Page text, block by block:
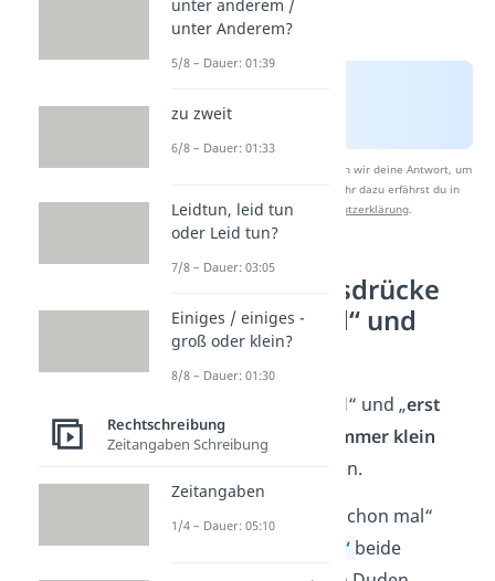
Nach Beantwortung speichern wir deine Antwort, um
Studyflix zu verbessern. Mehr dazu erfährst du in
unsererDatenschutzerklärung.
Ähnliche Ausdrücke
— „noch mal“ und
„erst mal“
noch mal“ und „erst
mal“ muss „
immer klein
geschrieben werden.
Im Gegensatz zu „schon mal“
“ beide
unter anderem /
unter Anderem?
5/8 – Dauer: 01:39
zu zweit
6/8 – Dauer: 01:33
Leidtun, leid tun
oder Leid tun?
7/8 – Dauer: 03:05
Einiges / einiges -
groß oder klein?
8/8 – Dauer: 01:30
Rechtschreibung
Zeitangaben Schreibung
Zeitangaben
1/4 – Dauer: 05:10